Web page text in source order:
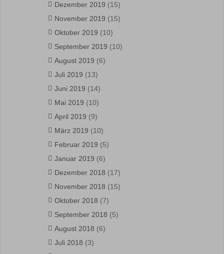
Dezember 2019 (15)
November 2019 (15)
Oktober 2019 (10)
September 2019 (10)
August 2019 (6)
Juli 2019 (13)
Juni 2019 (14)
Mai 2019 (10)
April 2019 (9)
März 2019 (10)
Februar 2019 (5)
Januar 2019 (6)
Dezember 2018 (17)
November 2018 (15)
Oktober 2018 (7)
September 2018 (5)
August 2018 (6)
Juli 2018 (3)